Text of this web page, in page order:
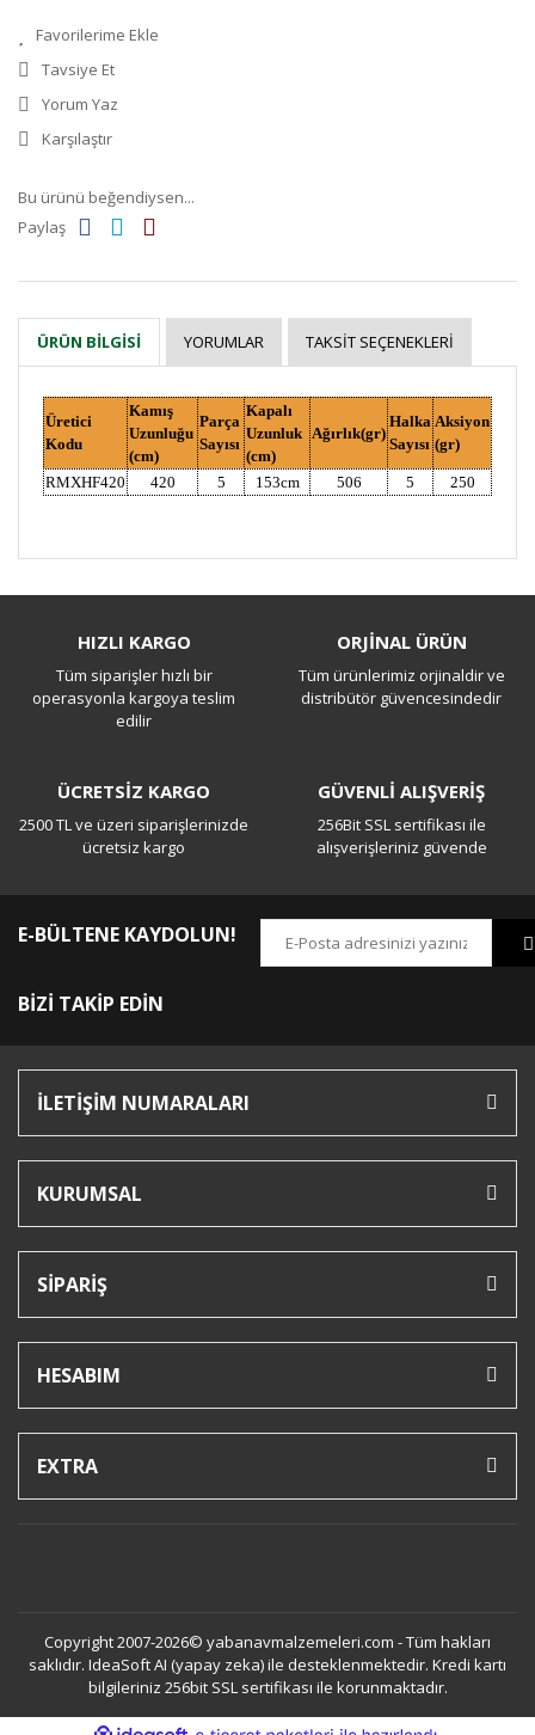
Tavsiye Et
Yorum Yaz
Karşılaştır
Bu ürünü beğendiysen...
Paylaş
ÜRÜN BILGISI YORUMLAR TAKSIT SEÇENEKLERI
Üretici
Kodu
Kamış
Uzunluğu
(cm)
Parça
Sayısı
Kapalı
Uzunluk
(cm)
Ağırlık(gr)
Halka
Sayısı
Aksiyon
(gr)
RMXHF420 420 5 153cm 506 5 250
Yorum Yaz
HIZLI KARGO
Tüm siparişler hızlı bir
operasyonla kargoya teslim
edilir
ORJİNAL ÜRÜN
Tüm ürünlerimiz orjinaldir ve
distribütör güvencesindedir
ÜCRETSİZ KARGO
2500 TL ve üzeri siparişlerinizde
ücretsiz kargo
GÜVENLİ ALIŞVERİŞ
256Bit SSL sertifikası ile
alışverişleriniz güvende
E-BÜLTENE KAYDOLUN!
BİZİ TAKİP EDİN
İLETİŞİM NUMARALARI
KURUMSAL
SİPARİŞ
HESABIM
EXTRA
Copyright 2007-2026© yabanavmalzemeleri.com - Tüm hakları
saklıdır. IdeaSoft AI (yapay zeka) ile desteklenmektedir. Kredi kartı
bilgileriniz 256bit SSL sertifikası ile korunmaktadır.